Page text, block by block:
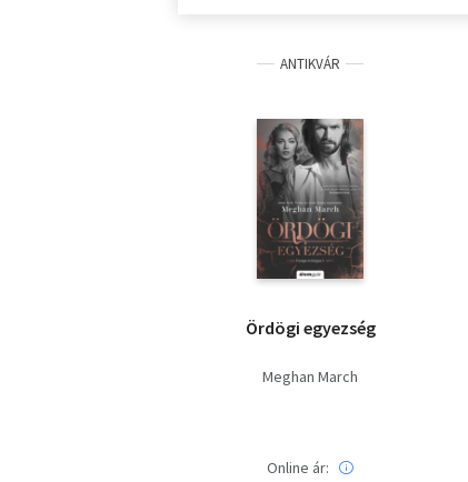
ANTIKVÁR
Ördögi egyezség
Meghan March
Online ár: